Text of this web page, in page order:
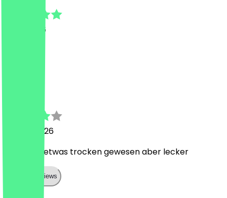
3. Juli 2026
23. Juni 2026
Ganz oke etwas trocken gewesen aber lecker
Show all reviews